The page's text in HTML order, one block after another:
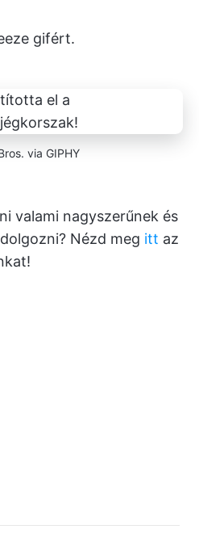
gifért.
via GIPHY
valami nagyszerűnek és
Nézd meg itt az